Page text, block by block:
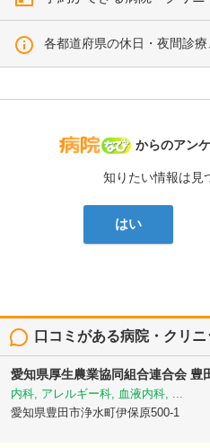
各都道府県の休日・夜間診
病院なび
からのアン
知りたい情報は見
はい
口コミがある病院・クリニ
愛知県厚生農業協同組合連合会 豊
内科, アレルギー科, 血液内科, ...
愛知県豊田市浄水町伊保原500-1